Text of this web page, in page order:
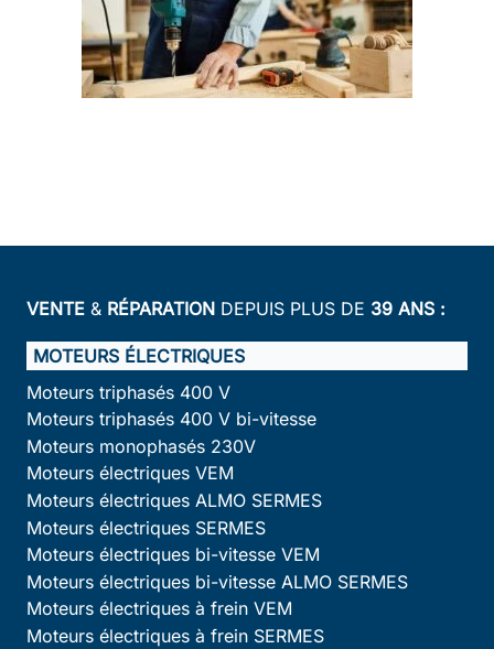
VENTE & RÉPARATION DEPUIS PLUS DE 39 ANS :
MOTEURS ÉLECTRIQUES
Moteurs triphasés 400 V
Moteurs triphasés 400 V bi-vitesse
Moteurs monophasés 230V
Moteurs électriques VEM
Moteurs électriques ALMO SERMES
Moteurs électriques SERMES
Moteurs électriques bi-vitesse VEM
Moteurs électriques bi-vitesse ALMO SERMES
Moteurs électriques à frein VEM
Moteurs électriques à frein SERMES